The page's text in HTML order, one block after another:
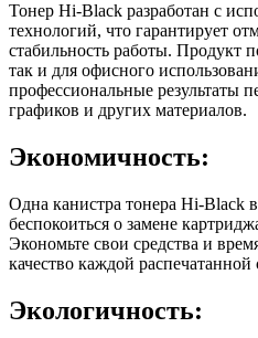
Тонер Hi-Black разработан с
технологий, что гарантирует
стабильность работы. Продукт
так и для офисного
профессиональные результаты
графиков и других материалов.
Экономичность:
Одна канистра тонера Hi-Black
беспокоиться о замене
Экономьте свои средства и
качество каждой
Экологичность: